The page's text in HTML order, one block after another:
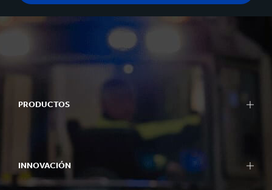
PRODUCTOS
INNOVACIÓN